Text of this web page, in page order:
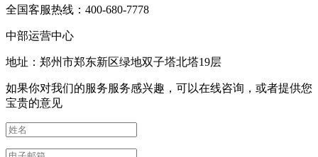
全国客服热线：400-680-7778
中部运营中心
地址：郑州市郑东新区绿地双子塔北塔19层
如果你对我们的服务服务感兴趣，可以在线咨询，或者提供您
宝贵的意见